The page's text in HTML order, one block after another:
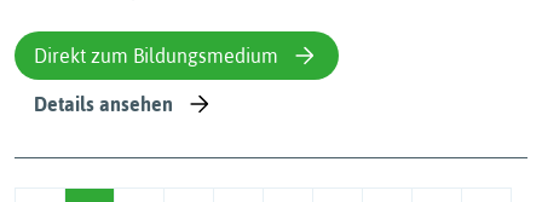
Direkt zum Bildungsmedium
Details ansehen